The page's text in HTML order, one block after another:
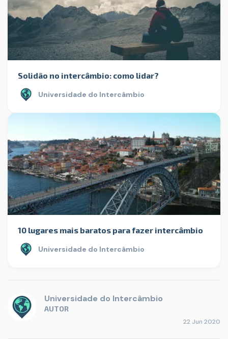
Solidão no intercâmbio: como lidar?
Universidade do Intercâmbio
10 lugares mais baratos para fazer intercâmbio
Universidade do Intercâmbio
Universidade do Intercâmbio
AUTOR
22 Jun 2020